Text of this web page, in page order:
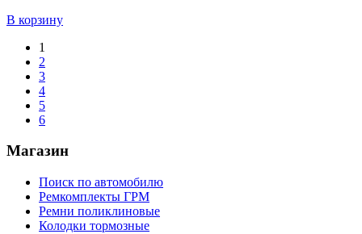
В корзину
1
2
3
4
5
6
Магазин
Поиск по автомобилю
Ремкомплекты ГРМ
Ремни поликлиновые
Колодки тормозные